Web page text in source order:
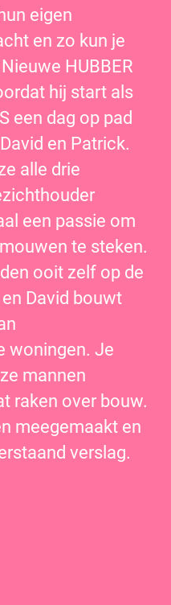
eigen
en zo kun je
HUBBER
hij start als
een dag op pad
en Patrick.
alle drie
een passie om
te steken.
ooit zelf op de
David bouwt
woningen. Je
mannen
raken over bouw.
meegemaakt en
verslag.